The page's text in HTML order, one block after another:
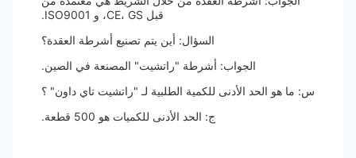
السؤال: أين يتم تصنيع أشرطة العقدة؟
الجواب: أشرطة "راتشيت" المصنعة في الصين.
س: ما هو الحد الأدنى للكمية الطلبية لـ "راتشيت تاي داون" ؟
ج: الحد الأدنى للكميات هو 500 قطعة.